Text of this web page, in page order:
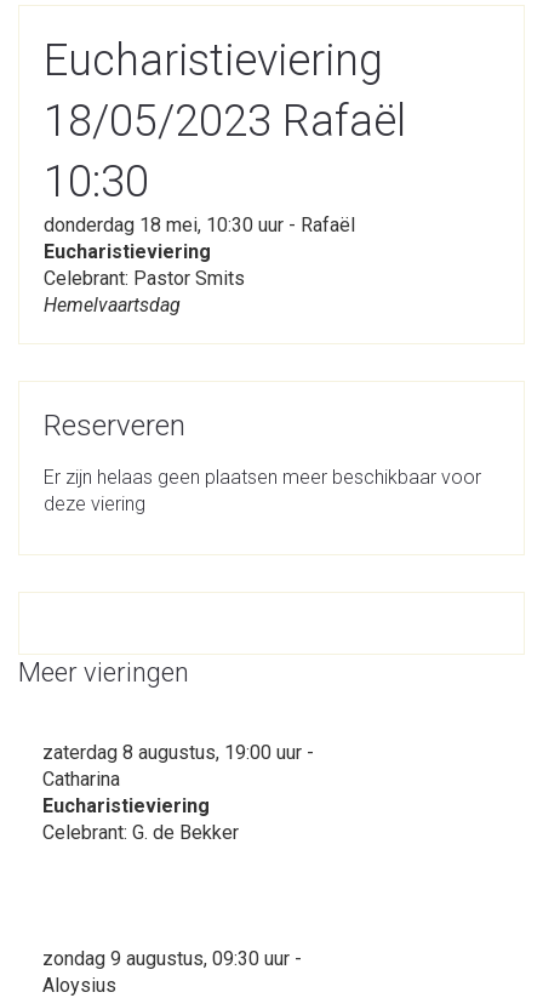
Eucharistieviering
18/05/2023 Rafaël
10:30
donderdag 18 mei, 10:30 uur - Rafaël
Eucharistieviering
Celebrant: Pastor Smits
Hemelvaartsdag
Reserveren
Er zijn helaas geen plaatsen meer beschikbaar voor
deze viering
Meer vieringen
zaterdag 8 augustus, 19:00 uur -
Catharina
Eucharistieviering
Celebrant: G. de Bekker
zondag 9 augustus, 09:30 uur -
Aloysius